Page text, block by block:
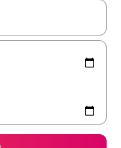
看，或通过点击或滑动手势